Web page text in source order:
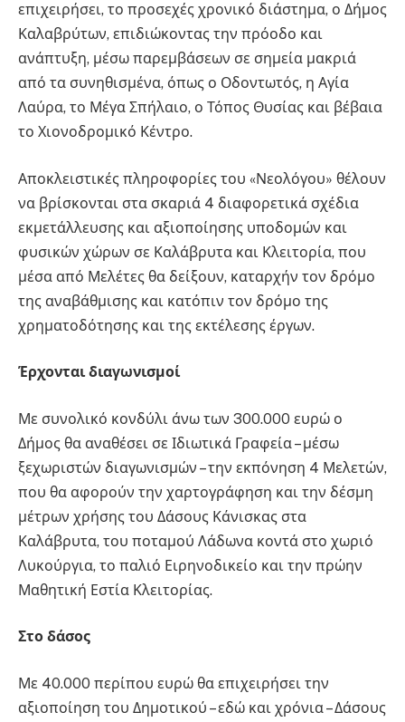
επιχειρήσει, το προσεχές χρονικό διάστημα, ο Δήμος
Καλαβρύτων, επιδιώκοντας την πρόοδο και
ανάπτυξη, μέσω παρεμβάσεων σε σημεία μακριά
από τα συνηθισμένα, όπως ο Οδοντωτός, η Αγία
Λαύρα, το Μέγα Σπήλαιο, ο Τόπος Θυσίας και βέβαια
το Χιονοδρομικό Κέντρο.
Αποκλειστικές πληροφορίες του «Νεολόγου» θέλουν
να βρίσκονται στα σκαριά 4 διαφορετικά σχέδια
εκμετάλλευσης και αξιοποίησης υποδομών και
φυσικών χώρων σε Καλάβρυτα και Κλειτορία, που
μέσα από Μελέτες θα δείξουν, καταρχήν τον δρόμο
της αναβάθμισης και κατόπιν τον δρόμο της
χρηματοδότησης και της εκτέλεσης έργων.
Έρχονται διαγωνισμοί
Με συνολικό κονδύλι άνω των 300.000 ευρώ ο
Δήμος θα αναθέσει σε Ιδιωτικά Γραφεία – μέσω
ξεχωριστών διαγωνισμών – την εκπόνηση 4 Μελετών,
που θα αφορούν την χαρτογράφηση και την δέσμη
μέτρων χρήσης του Δάσους Κάνισκας στα
Καλάβρυτα, του ποταμού Λάδωνα κοντά στο χωριό
Λυκούργια, το παλιό Ειρηνοδικείο και την πρώην
Μαθητική Εστία Κλειτορίας.
Στο δάσος
Με 40.000 περίπου ευρώ θα επιχειρήσει την
αξιοποίηση του Δημοτικού – εδώ και χρόνια – Δάσους